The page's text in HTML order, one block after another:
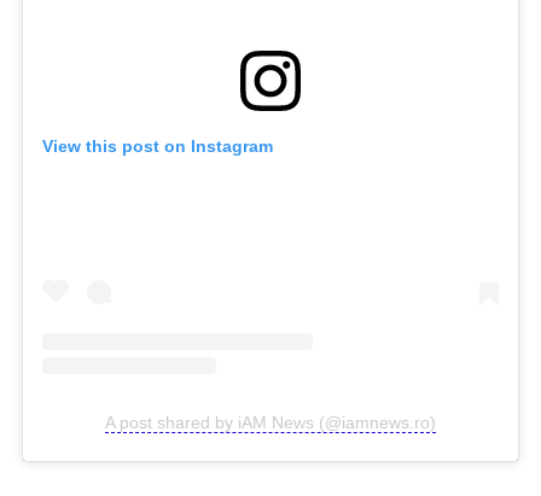
View this post on Instagram
A post shared by iAM News (@iamnews.ro)